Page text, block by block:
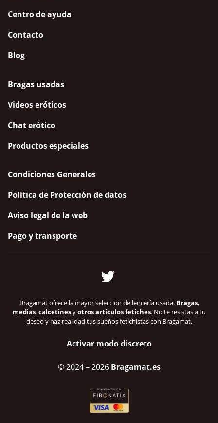
Centro de ayuda
Contacto
Blog
Bragas usadas
Videos eróticos
Chat erótico
Productos especiales
Condiciones Generales
Política de Protección de datos
Aviso legal de la web
Pago y transporte
Bragamat ofrece la mayor selección de lencería usada. Bragas,
medias,calcetinesyotros artículos fetiches. No te resistas a tu
deseo y haz realidad tus sueños fetichistas con Bragamat.
Activar modo discreto
© 2024– 2026 Bragamat.es